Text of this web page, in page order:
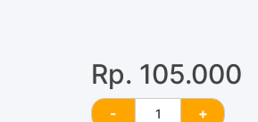
Rp. 105.000